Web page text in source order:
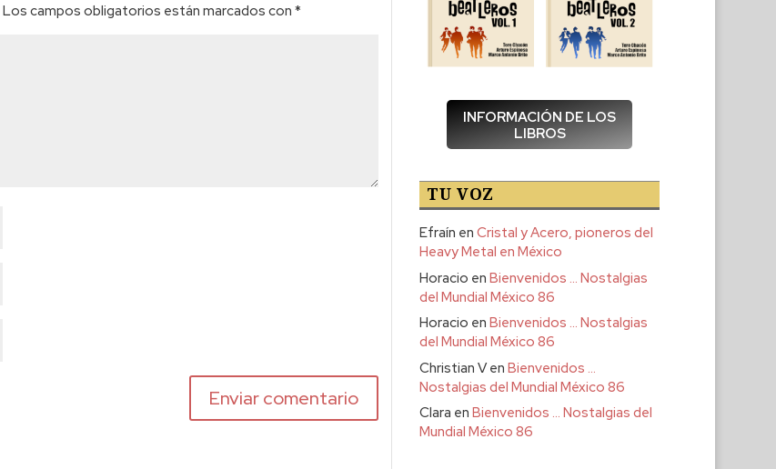
Los campos obligatorios están marcados con *
INFORMACIÓN DE LOS
LIBROS
TU VOZ
Efraín enCristal y Acero, pioneros del
Heavy Metal en México
Horacio enBienvenidos … Nostalgias
del Mundial México 86
Horacio enBienvenidos … Nostalgias
del Mundial México 86
Christian VenBienvenidos …
Nostalgias del Mundial México 86
Clara enBienvenidos … Nostalgias del
Mundial México 86